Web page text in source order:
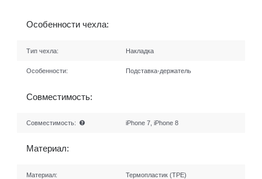
Особенности чехла:
Тип чехла: Накладка
Особенности: Подставка-держатель
Совместимость:
Совместимость: iPhone 7, iPhone 8
Материал:
Материал: Термопластик (TPE)